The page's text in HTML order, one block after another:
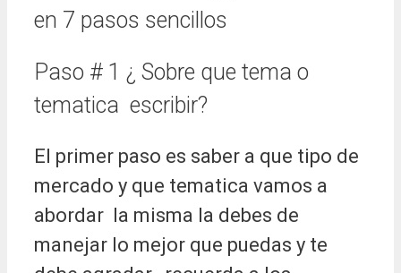
en 7 pasos sencillos
Paso # 1 ¿ Sobre que tema o
tematica escribir?
El primer paso es saber a que tipo de
mercado y que tematica vamos a
abordar la misma la debes de
manejar lo mejor que puedas y te